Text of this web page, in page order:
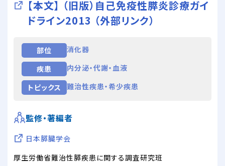
【本文】 （旧版）自己免疫性膵炎診療ガイ
ドライン2013 （外部リンク）
部位
消化器
疾患
内分泌・代謝・血液
トピックス
難治性疾患・希少疾患
監修・著編者
日本膵臓学会
厚生労働省難治性膵疾患に関する調査研究班